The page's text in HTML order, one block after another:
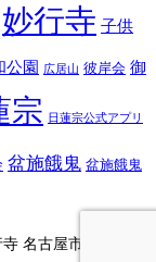
妙行寺 子供
公園 広居山 彼岸会 御
宗 日蓮宗公式アプリ
盆施餓鬼 盆施餓鬼
名古屋市 中村区